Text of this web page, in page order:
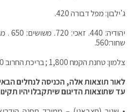
ג'ילבון: מפל דבורה 420.
שחור:560.
צלמון: טחנת הקמח 1,800 ; בריכת החרוב 1,200.
לאור תוצאות אלה, הכניסה לנחלים
עד שתוצאות הדיגום שיתקבלו יהיו